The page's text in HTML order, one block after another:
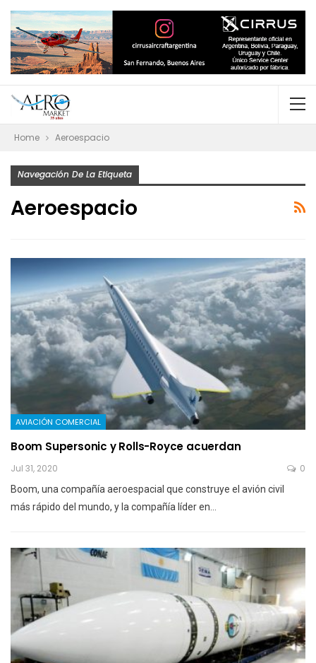
Home Aeroespacio
Navegación De La Etiqueta
Aeroespacio
AVIACIÓN COMERCIAL
Boom Supersonic y Rolls-Royce acuerdan
Jul 31, 2020 0
Boom, una compañía aeroespacial que construye el avión civil
más rápido del mundo, y la compañía líder en…